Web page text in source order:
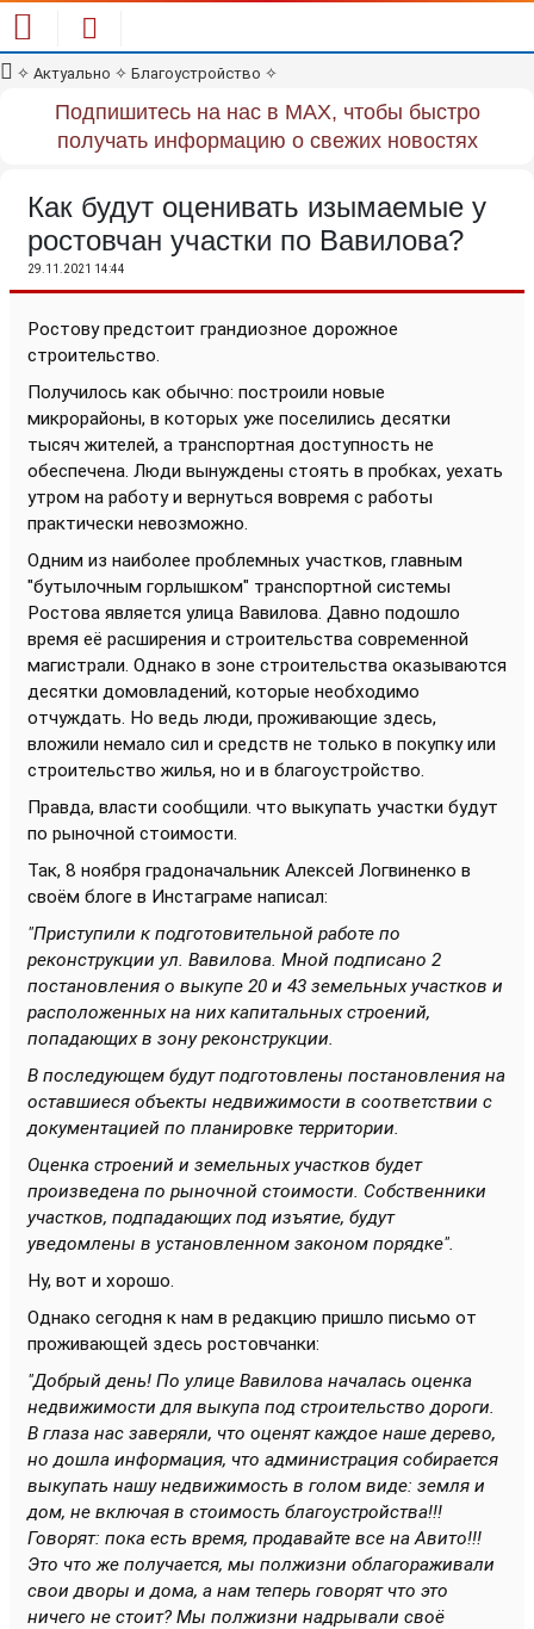
✧ Актуально ✧ Благоустройство ✧
Подпишитесь на нас в MAX, чтобы быстро
получать информацию о свежих новостях
Как будут оценивать изымаемые у
ростовчан участки по Вавилова?
29.11.2021 14:44
Ростову предстоит грандиозное дорожное
строительство.
Получилось как обычно: построили новые
микрорайоны, в которых уже поселились десятки
тысяч жителей, а транспортная доступность не
обеспечена. Люди вынуждены стоять в пробках, уехать
утром на работу и вернуться вовремя с работы
практически невозможно.
Одним из наиболее проблемных участков, главным
"бутылочным горлышком" транспортной системы
Ростова является улица Вавилова. Давно подошло
время её расширения и строительства современной
магистрали. Однако в зоне строительства оказываются
десятки домовладений, которые необходимо
отчуждать. Но ведь люди, проживающие здесь,
вложили немало сил и средств не только в покупку или
строительство жилья, но и в благоустройство.
Правда, власти сообщили. что выкупать участки будут
по рыночной стоимости.
Так, 8 ноября градоначальник Алексей Логвиненко в
своём блоге в Инстаграме написал:
"Приступили к подготовительной работе по
реконструкции ул. Вавилова. Мной подписано 2
постановления о выкупе 20 и 43 земельных участков и
расположенных на них капитальных строений,
попадающих в зону реконструкции.
В последующем будут подготовлены постановления на
оставшиеся объекты недвижимости в соответствии с
документацией по планировке территории.
Оценка строений и земельных участков будет
произведена по рыночной стоимости. Собственники
участков, подпадающих под изъятие, будут
уведомлены в установленном законом порядке".
Ну, вот и хорошо.
Однако сегодня к нам в редакцию пришло письмо от
проживающей здесь ростовчанки:
"Добрый день! По улице Вавилова началась оценка
недвижимости для выкупа под строительство дороги.
В глаза нас заверяли, что оценят каждое наше дерево,
но дошла информация, что администрация собирается
выкупать нашу недвижимость в голом виде: земля и
дом, не включая в стоимость благоустройства!!!
Говорят: пока есть время, продавайте все на Авито!!!
Это что же получается, мы полжизни облагораживали
свои дворы и дома, а нам теперь говорят что это
ничего не стоит? Мы полжизни надрывали своё